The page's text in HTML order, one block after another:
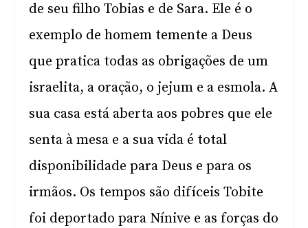
de seu filho Tobias e de Sara. Ele é o
exemplo de homem temente a Deus
que pratica todas as obrigações de um
israelita, a oração, o jejum e a esmola. A
sua casa está aberta aos pobres que ele
senta à mesa e a sua vida é total
disponibilidade para Deus e para os
irmãos. Os tempos são difíceis Tobite
foi deportado para Nínive e as forças do